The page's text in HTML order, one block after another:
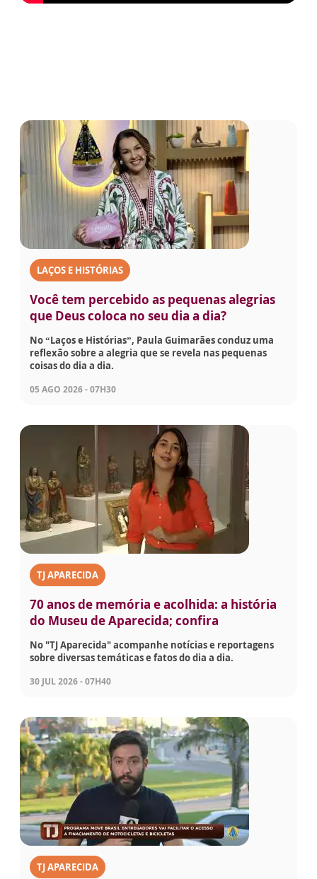
LAÇOS E HISTÓRIAS
Você tem percebido as pequenas alegrias
que Deus coloca no seu dia a dia?
No “Laços e Histórias”, Paula Guimarães conduz uma
reflexão sobre a alegria que se revela nas pequenas
coisas do dia a dia.
05 AGO 2026 - 07H30
TJ APARECIDA
70 anos de memória e acolhida: a história
do Museu de Aparecida; confira
No "TJ Aparecida" acompanhe notícias e reportagens
sobre diversas temáticas e fatos do dia a dia.
30 JUL 2026 - 07H40
TJ APARECIDA